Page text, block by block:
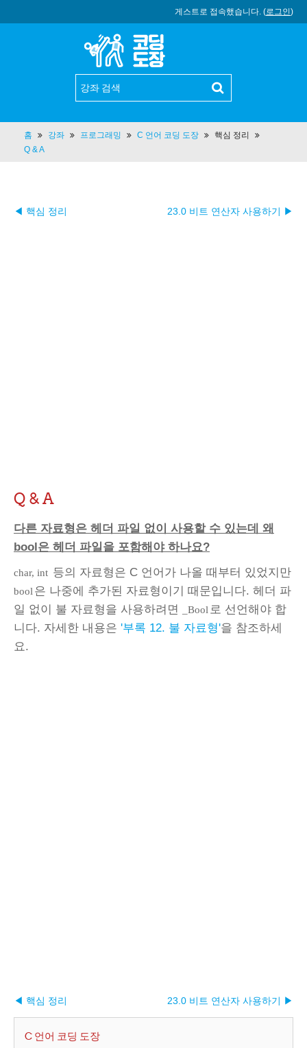
게스트로 접속했습니다. (로그인)
홈 강좌 프로그래밍 C 언어 코딩 도장
핵심 정리
Q & A
◀ 핵심 정리 23.0 비트 연산자 사용하기 ▶︎
Q & A
다른 자료형은 헤더 파일 없이 사용할 수 있는데 왜
bool은 헤더 파일을 포함해야 하나요?
char, int 등의 자료형은 C 언어가 나올 때부터 있었지만
bool 은 나중에 추가된 자료형이기 때문입니다. 헤더 파
일 없이 불 자료형을 사용하려면
_Bool 로 선언해야 합
니다. 자세한 내용은 '부록 12. 불 자료형'을 참조하세
요.
◀ 핵심 정리 23.0 비트 연산자 사용하기 ▶︎
C 언어 코딩 도장